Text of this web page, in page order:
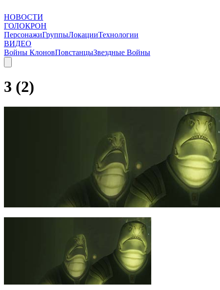
НОВОСТИ
ГОЛОКРОН
ПерсонажиГруппыЛокацииТехнологии
ВИДЕО
Войны КлоновПовстанцыЗвездные Войны
3 (2)